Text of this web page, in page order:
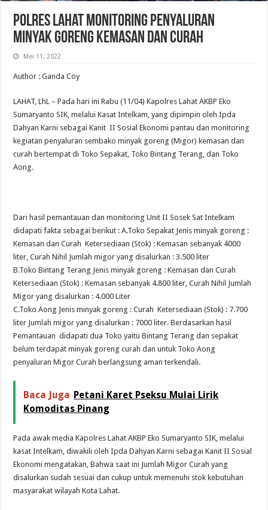
Polres Lahat Monitoring Penyaluran
Minyak Goreng Kemasan dan Curah
Mei 11, 2022
Author : Ganda Coy
LAHAT, LhL – Pada hari ini Rabu (11/04) Kapolres Lahat AKBP Eko
Sumaryanto SIK, melalui Kasat Intelkam, yang dipimpin oleh Ipda
Dahyan Karni sebagai Kanit II Sosial Ekonomi pantau dan monitoring
kegiatan penyaluran sembako minyak goreng (Migor) kemasan dan
curah bertempat di Toko Sepakat, Toko Bintang Terang, dan Toko
Aong.
Dari hasil pemantauan dan monitoring Unit II Sosek Sat Intelkam
didapati fakta sebagai berikut : A.Toko Sepakat Jenis minyak goreng :
Kemasan dan Curah Ketersediaan (Stok) : Kemasan sebanyak 4000
liter, Curah Nihil Jumlah migor yang disalurkan : 3.500 liter
B.Toko Bintang Terang Jenis minyak goreng : Kemasan dan Curah
Ketersediaan (Stok) : Kemasan sebanyak 4.800 liter, Curah Nihil Jumlah
Migor yang disalurkan : 4.000 Liter
C.Toko Aong Jenis minyak goreng : Curah Ketersediaan (Stok) : 7.700
liter Jumlah migor yang disalurkan : 7000 liter. Berdasarkan hasil
Pemantauan didapati dua Toko yaitu Bintang Terang dan sepakat
belum terdapat minyak goreng curah dan untuk Toko Aong
penyaluran Migor Curah berlangsung aman terkendali.
Baca Juga Petani Karet Pseksu Mulai Lirik
Komoditas Pinang
Pada awak media Kapolres Lahat AKBP Eko Sumaryanto SIK, melalui
kasat Intelkam, diwakili oleh Ipda Dahyan Karni sebagai Kanit II Sosial
Ekonomi mengatakan, Bahwa saat ini Jumlah Migor Curah yang
disalurkan sudah sesuai dan cukup untuk memenuhi stok kebutuhan
masyarakat wilayah Kota Lahat.